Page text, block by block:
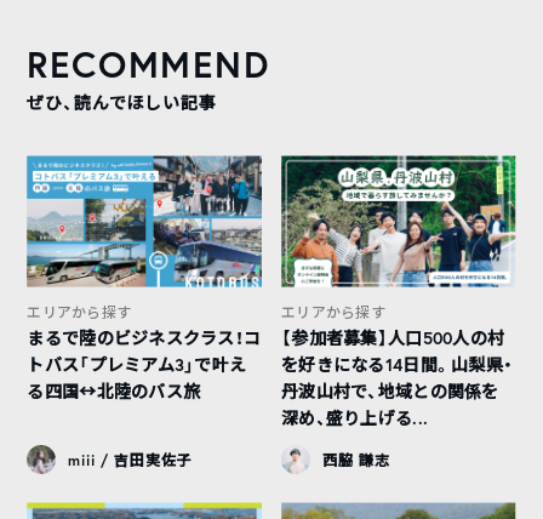
RECOMMEND
ぜひ、読んでほしい記事
エリアから探す
まるで陸のビジネスクラス！コ
トバス「プレミアム3」で叶え
る四国↔︎北陸のバス旅
miii / 吉田実佐子
エリアから探す
【参加者募集】人口500人の村
を好きになる14日間。山梨県・
丹波山村で、地域との関係を
深め、盛り上げる...
西脇 謙志